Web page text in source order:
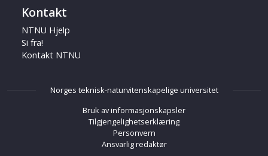
Kontakt
NTNU Hjelp
Si fra!
Kontakt NTNU
Norges teknisk-naturvitenskapelige universitet
Bruk av informasjonskapsler
Tilgjengelighetserklæring
Personvern
Ansvarlig redaktør